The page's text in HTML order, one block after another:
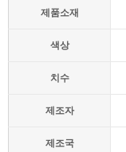
제품소재
색상
치수
제조자
제조국